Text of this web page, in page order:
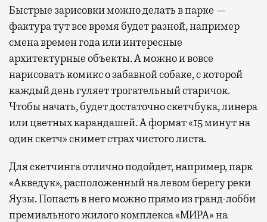
Быстрые зарисовки можно делать в парке —
фактура тут все время будет разной, например
смена времен года или интересные
архитектурные объекты. А можно и вовсе
нарисовать комикс о забавной собаке, с которой
каждый день гуляет трогательный старичок.
Чтобы начать, будет достаточно скетчбука, линера
или цветных карандашей. А формат «15 минут на
один скетч» снимет страх чистого листа.
Для скетчинга отлично подойдет, например, парк
«Акведук», расположенный на левом берегу реки
Яузы. Попасть в него можно прямо из гранд-лобби
премиального жилого комплекса «МИРА» на